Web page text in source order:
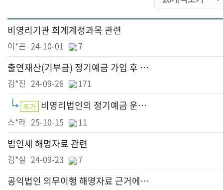
비영리기관 회계계정과목 관련
이*곤 24-10-01 7
출연재산(기부금) 정기예금 가입 후 해지시
김*진 24-09-26 171
추가 비영리법인의 정기예금 운용 관련 문의 드립니다.
스*라 25-10-15 11
법인세 해명자료 관련
김*실 24-09-23 7
공익법인 의무이행 해명자료 근거에 관하여